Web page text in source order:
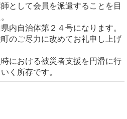
として会員を派遣することを目
内自治体第２４号になります。
のご尽力に改めてお礼申し上げ
における被災者支援を円滑に行
く所存です。